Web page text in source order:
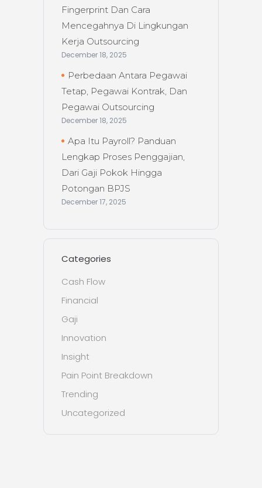
Fingerprint Dan Cara
Mencegahnya Di Lingkungan
Kerja Outsourcing
December 18, 2025
Perbedaan Antara Pegawai
Tetap, Pegawai Kontrak, Dan
Pegawai Outsourcing
December 18, 2025
Apa Itu Payroll? Panduan
Lengkap Proses Penggajian,
Dari Gaji Pokok Hingga
Potongan BPJS
December 17, 2025
Categories
Cash Flow
Financial
Gaji
Innovation
Insight
Pain Point Breakdown
Trending
Uncategorized